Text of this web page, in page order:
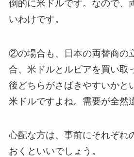
倒的に米ドルです。なので、
いわけです。
②の場合も、日本の両替商の
合、米ドルとルピアを買い取
後どちらがさばきやすいかと
米ドルですよね。需要が全然
心配な方は、事前にそれぞれ
おくといいでしょう。